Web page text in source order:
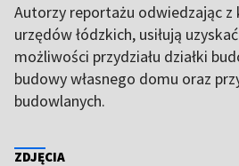
Autorzy reportażu odwiedzając z
urzędów łódzkich, usiłują
możliwości przydziału działki
budowy własnego domu oraz
budowlanych.
ZDJĘCIA